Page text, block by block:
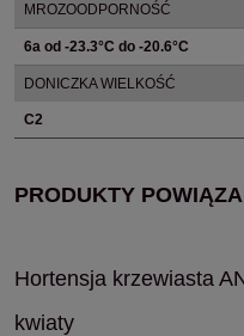
MROZOODPORNOŚĆ
6a od -23.3°C do -20.6°C
DONICZKA WIELKOŚĆ
C2
PRODUKTY
Hortensja krzewiasta
kwiaty